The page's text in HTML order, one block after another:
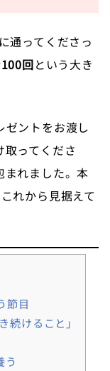
に通ってくださっ
回という大き
ゼントをお渡し
ってくださ
まれました。本
れから見据えて
節目
続けること」
う